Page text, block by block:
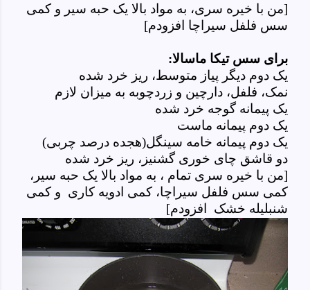
[من با خیره سری، به مواد بالا یک حبه سیر و کمی
سس فلفل سیراچا افزودم]
برای سس تیکا ماسالا:
یک دوم دیگر پیاز متوسط، ریز خرد شده
نمک، فلفل، دارچین و زردچوبه به میزان لازم
یک پیمانه گوجه خرد شده
یک دوم پیمانه ماست
یک دوم پیمانه خامه سینگل(هجده درصد چربی)
دو قاشق چای خوری گشنیز، ریز خرد شده
[من با خیره سری تمام ، به مواد بالا یک حبه سیر،
کمی سس فلفل سیراچا، کمی ادویه کاری و کمی
شنبلیله خشک افزودم]